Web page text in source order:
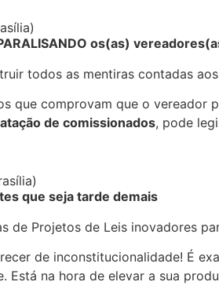
os(as)
todos as mentiras contadas
que comprovam que o vereador
de comissionados, pode
que seja tarde demais
de Projetos de Leis inovadores
de inconstitucionalidade! É
Está na hora de elevar a sua